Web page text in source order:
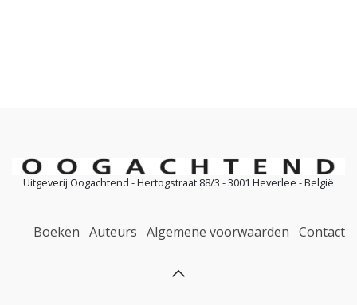
Uitgeverij Oogachtend - Hertogstraat 88/3 - 3001 Heverlee - België
Boeken Auteurs Algemene voorwaarden Contact